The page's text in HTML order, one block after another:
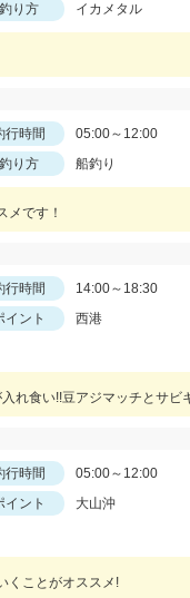
釣り方 イカメタル
行時間
05:00～12:00
釣り方 船釣り
メです！
行時間
14:00～18:30
イント
西港
れ食い!!豆アジマッチとサビ
行時間
05:00～12:00
イント
大山沖
くことがオススメ!